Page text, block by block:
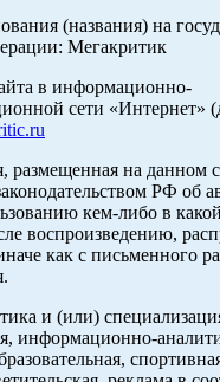
(названия) на
Мегакритик
в информационно-
сети «Интернет»
на данном
РФ об
кем-либо в
воспроизведению,
как с письменного
и (или)
информационно-